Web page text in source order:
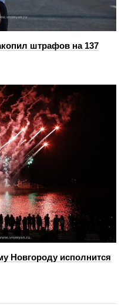
штрафов на 137
Новгороду исполнится